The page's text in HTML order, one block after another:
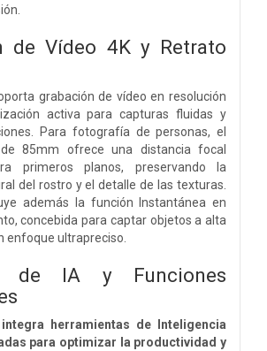
de Vídeo 4K y Retrato
grabación de vídeo en resolución
activa para capturas fluidas y
Para fotografía de personas, el
85mm ofrece una distancia focal
primeros planos, preservando la
del rostro y el detalle de las texturas.
además la función Instantánea en
concebida para captar objetos a alta
enfoque ultrapreciso.
de IA y Funciones
integra herramientas de Inteligencia
para optimizar la productividad y